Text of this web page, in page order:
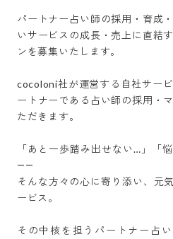
パートナー占い師の採用・育成
いサービスの成長・売上に直結
ンを募集いたします。
cocoloni社が運営する自社サー
ートナーである占い師の採用・
ただきます。
「あと一歩踏み出せない…」「
――
そんな方々の心に寄り添い、元
ービス。
その中核を担うパートナー占